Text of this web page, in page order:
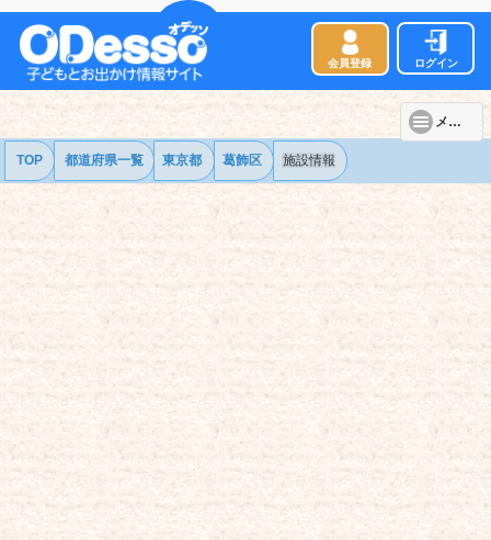
会員登録 ログイン
メニュー
TOP 都道府県一覧 東京都 葛飾区 施設情報